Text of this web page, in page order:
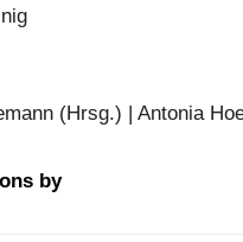
(Hrsg.) | Antonia
by